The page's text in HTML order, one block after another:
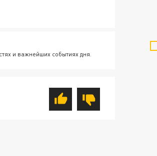
и важнейших событиях дня.